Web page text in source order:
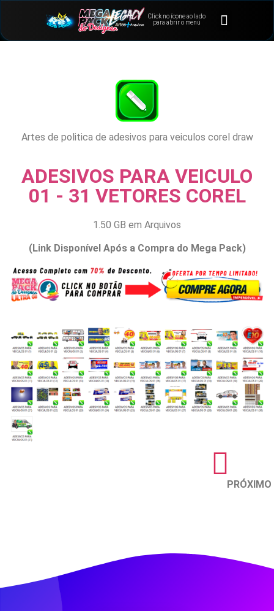
Click no ícone ao lado
para abrir o menú
Artes de politica de adesivos para veiculos corel draw
ADESIVOS PARA VEICULO
01 - 31 VETORES COREL
1.50 GB em Arquivos
(Link Disponível Após a Compra do Mega Pack)
PRÓXIMO